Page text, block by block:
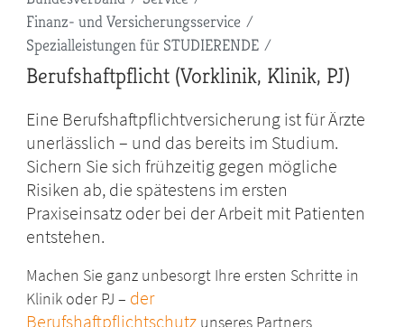
Finanz- und Versicherungsservice
Spezialleistungen für STUDIERENDE
Berufshaftpflicht (Vorklinik, Klinik, PJ)
Eine Berufshaftpflichtversicherung ist für Ärzte
unerlässlich – und das bereits im Studium.
Sichern Sie sich frühzeitig gegen mögliche
Risiken ab, die spätestens im ersten
Praxiseinsatz oder bei der Arbeit mit Patienten
entstehen.
Machen Sie ganz unbesorgt Ihre ersten Schritte in
Klinik oder PJ – der
Berufshaftpflichtschutz unseres Partners